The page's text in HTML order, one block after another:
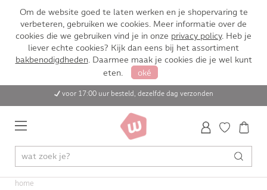
Om de website goed te laten werken en je shopervaring te
verbeteren, gebruiken we cookies. Meer informatie over de
cookies die we gebruiken vind je in onze privacy policy. Heb je
liever echte cookies? Kijk dan eens bij het assortiment
bakbenodigdheden. Daarmee maak je cookies die je wel kunt
eten.
oké
voor 17:00 uur besteld, dezelfde dag verzonden
home